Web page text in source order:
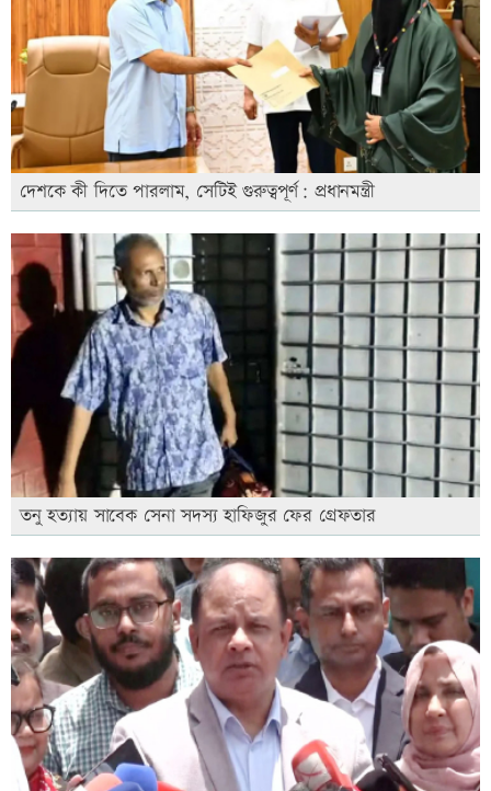
দেশকে কী দিতে পারলাম, সেটিই গুরুত্বপূর্ণ: প্রধানমন্ত্রী
তনু হত্যায় সাবেক সেনা সদস্য হাফিজুর ফের গ্রেফতার